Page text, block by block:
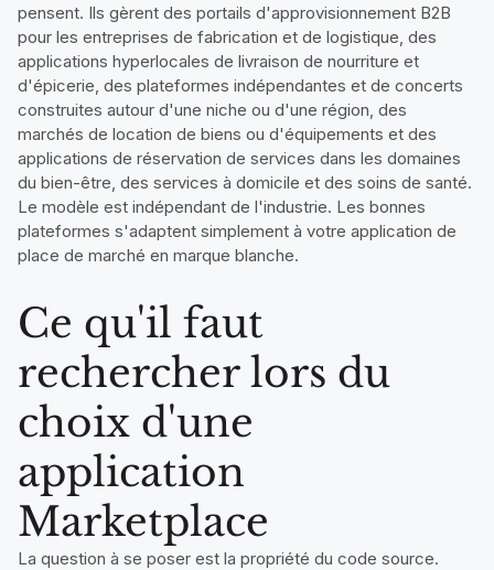
pensent. Ils gèrent des portails d'approvisionnement B2B
pour les entreprises de fabrication et de logistique, des
applications hyperlocales de livraison de nourriture et
d'épicerie, des plateformes indépendantes et de concerts
construites autour d'une niche ou d'une région, des
marchés de location de biens ou d'équipements et des
applications de réservation de services dans les domaines
du bien-être, des services à domicile et des soins de santé.
Le modèle est indépendant de l'industrie. Les bonnes
plateformes s'adaptent simplement à votre application de
place de marché en marque blanche.
Ce qu'il faut
rechercher lors du
choix d'une
application
Marketplace
La question à se poser est la propriété du code source.